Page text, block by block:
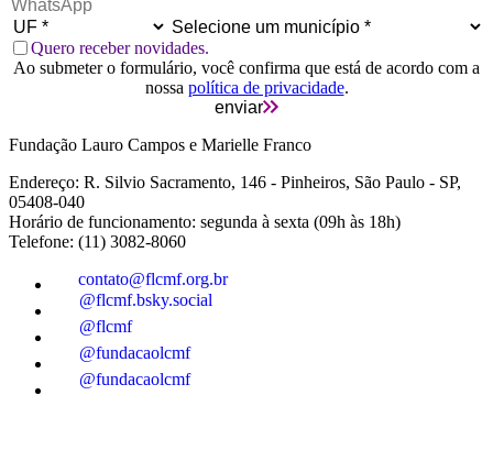
Quero receber novidades.
Ao submeter o formulário, você confirma que está de acordo com a
nossa política de privacidade.
enviar
Fundação Lauro Campos e Marielle Franco
Endereço: R. Silvio Sacramento, 146 - Pinheiros, São Paulo - SP,
05408-040
Horário de funcionamento: segunda à sexta (09h às 18h)
Telefone: (11) 3082-8060
contato@flcmf.org.br
@flcmf.bsky.social
@flcmf
@fundacaolcmf
@fundacaolcmf